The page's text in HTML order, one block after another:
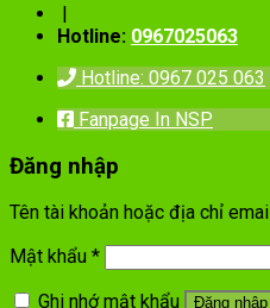
|
Hotline: 0967025063
Hotline: 0967 025 063
Fanpage In NSP
Đăng nhập
Tên tài khoản hoặc địa chỉ email
Mật khẩu *
Ghi nhớ mật khẩu
Đăng nhập